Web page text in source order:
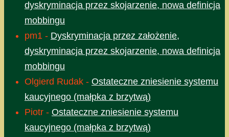
dyskryminacja przez skojarzenie, nowa definicja
mobbingu
pm1 - Dyskryminacja przez założenie,
dyskryminacja przez skojarzenie, nowa definicja
mobbingu
Olgierd Rudak - Ostateczne zniesienie systemu
kaucyjnego (małpka z brzytwą)
Piotr - Ostateczne zniesienie systemu
kaucyjnego (małpka z brzytwą)